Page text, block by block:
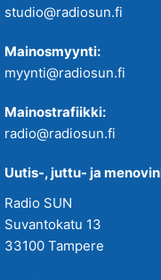
studio@radiosun.fi
Mainosmyynti:
myynti@radiosun.fi
Mainostrafiikki:
radio@radiosun.fi
Uutis-, juttu- ja
Radio SUN
Suvantokatu 13
33100 Tampere